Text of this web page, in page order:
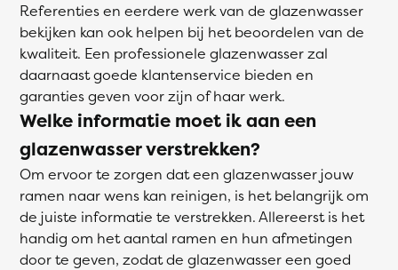
Referenties en eerdere werk van de glazenwasser
bekijken kan ook helpen bij het beoordelen van de
kwaliteit. Een professionele glazenwasser zal
daarnaast goede klantenservice bieden en
garanties geven voor zijn of haar werk.
Welke informatie moet ik aan een
glazenwasser verstrekken?
Om ervoor te zorgen dat een glazenwasser jouw
ramen naar wens kan reinigen, is het belangrijk om
de juiste informatie te verstrekken. Allereerst is het
handig om het aantal ramen en hun afmetingen
door te geven, zodat de glazenwasser een goed